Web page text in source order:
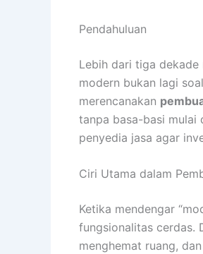
Pendahuluan
Lebih dari tiga
modern bukan lagi
merencanakan
tanpa basa-basi mulai
penyedia jasa agar
Ciri Utama dalam
Ketika mendengar
fungsionalitas cerdas.
menghemat ruang,